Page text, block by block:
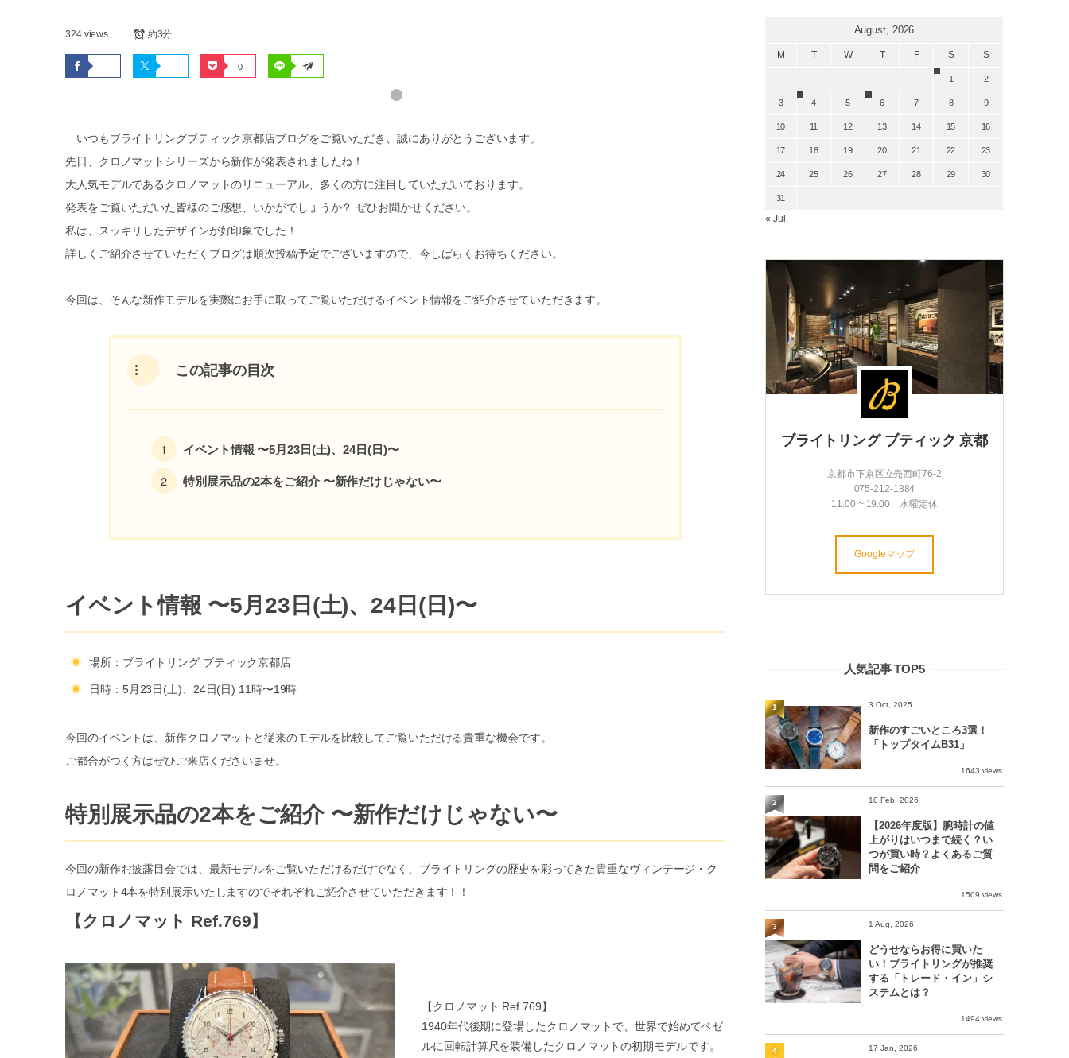
324 views 約3分
0
いつもブライトリングブティック京都店ブログをご覧いただき、誠にありがとうございます。
先日、クロノマットシリーズから新作が発表されましたね！
大人気モデルであるクロノマットのリニューアル、多くの方に注目していただいております。
発表をご覧いただいた皆様のご感想、いかがでしょうか？ ぜひお聞かせください。
私は、スッキリしたデザインが好印象でした！
詳しくご紹介させていただくブログは順次投稿予定でございますので、今しばらくお待ちください。
今回は、そんな新作モデルを実際にお手に取ってご覧いただけるイベント情報をご紹介させていただきます。
この記事の目次
イベント情報 〜5月23日(土)、24日(日)〜
特別展示品の2本をご紹介 〜新作だけじゃない〜
イベント情報 〜5月23日(土)、24日(日)〜
場所：ブライトリング ブティック京都店
日時：5月23日(土)、24日(日) 11時〜19時
今回のイベントは、新作クロノマットと従来のモデルを比較してご覧いただける貴重な機会です。
ご都合がつく方はぜひご来店くださいませ。
特別展示品の2本をご紹介 〜新作だけじゃない〜
今回の新作お披露目会では、最新モデルをご覧いただけるだけでなく、ブライトリングの歴史を彩ってきた貴重なヴィンテージ・ク
ロノマット4本を特別展示いたしますのでそれぞれご紹介させていただきます！！
【クロノマット Ref.769】
【クロノマット Ref.769】
1940年代後期に登場したクロノマットで、世界で始めてベゼ
ルに回転計算尺を装備したクロノマットの初期モデルです。
August, 2026
M T W T F S S
1 2
3 4 5 6 7 8 9
10 11 12 13 14 15 16
17 18 19 20 21 22 23
24 25 26 27 28 29 30
31
« Jul.
ブライトリング ブティック 京都
京都市下京区立売西町76-2
075-212-1884
11:00 ~ 19:00 水曜定休
Googleマップ
人気記事 TOP5
3 Oct, 2025
新作のすごいところ3選！
「トップタイムB31」
1643 views
1
10 Feb, 2026
【2026年度版】腕時計の値
上がりはいつまで続く？い
つが買い時？よくあるご質
問をご紹介
1509 views
2
1 Aug, 2026
どうせならお得に買いた
い！ブライトリングが推奨
する「トレード・イン」シ
ステムとは？
1494 views
3
17 Jan, 2026
4